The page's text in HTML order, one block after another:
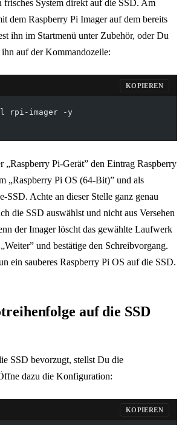
frisches System direkt auf die SSD. Am
dem Raspberry Pi Imager auf dem bereits
ihn im Startmenü unter Zubehör, oder Du
auf der Kommandozeile:
KOPIEREN
rpi-imager -y
„Raspberry Pi-Gerät” den Eintrag Raspberry
„Raspberry Pi OS (64-Bit)” und als
SSD. Achte an dieser Stelle ganz genau
die SSD auswählst und nicht aus Versehen
der Imager löscht das gewählte Laufwerk
und bestätige den Schreibvorgang.
ein sauberes Raspberry Pi OS auf die SSD.
auf die SSD
SSD bevorzugt, stellst Du die
dazu die Konfiguration:
KOPIEREN